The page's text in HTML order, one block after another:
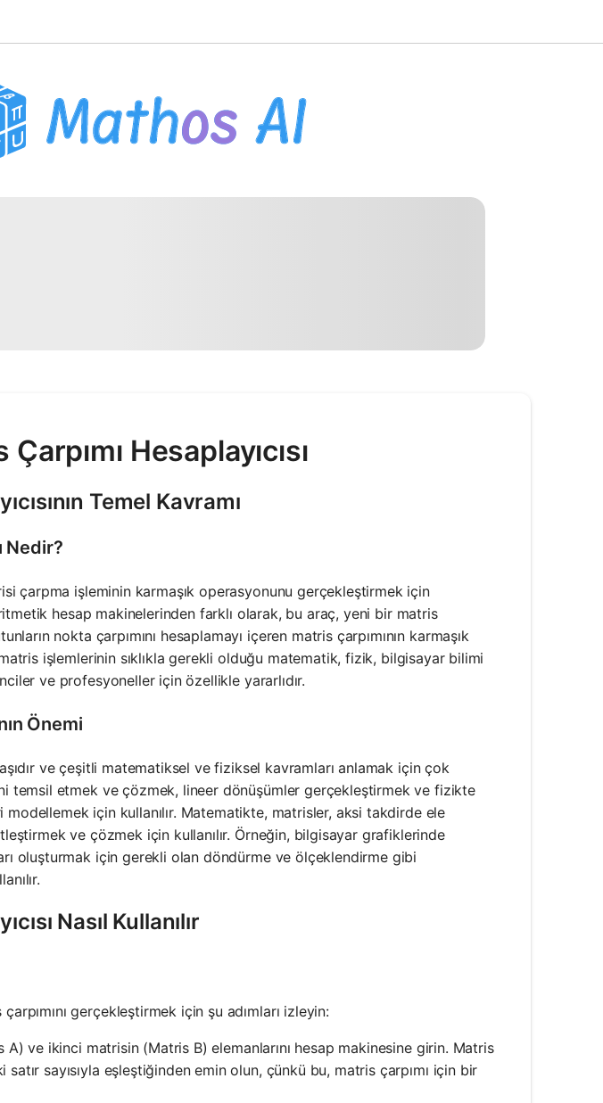
Hesaplayıcısı
Temel Kavramı
Nedir?
çarpma işleminin karmaşık operasyonunu gerçekleştirmek için
hesap makinelerinden farklı olarak, bu araç, yeni bir matris
nokta çarpımını hesaplamayı içeren matris çarpımının karmaşık
işlemlerinin sıklıkla gerekli olduğu matematik, fizik, bilgisayar bilimi
ve profesyoneller için özellikle yararlıdır.
Önemi
ve çeşitli matematiksel ve fiziksel kavramları anlamak için çok
temsil etmek ve çözmek, lineer dönüşümler gerçekleştirmek ve fizikte
için kullanılır. Matematikte, matrisler, aksi takdirde ele
ve çözmek için kullanılır. Örneğin, bilgisayar grafiklerinde
oluşturmak için gerekli olan döndürme ve ölçeklendirme gibi
Nasıl Kullanılır
gerçekleştirmek için şu adımları izleyin:
A) ve ikinci matrisin (Matris B) elemanlarını hesap makinesine girin. Matris
satır sayısıyla eşleştiğinden emin olun, çünkü bu, matris çarpımı için bir